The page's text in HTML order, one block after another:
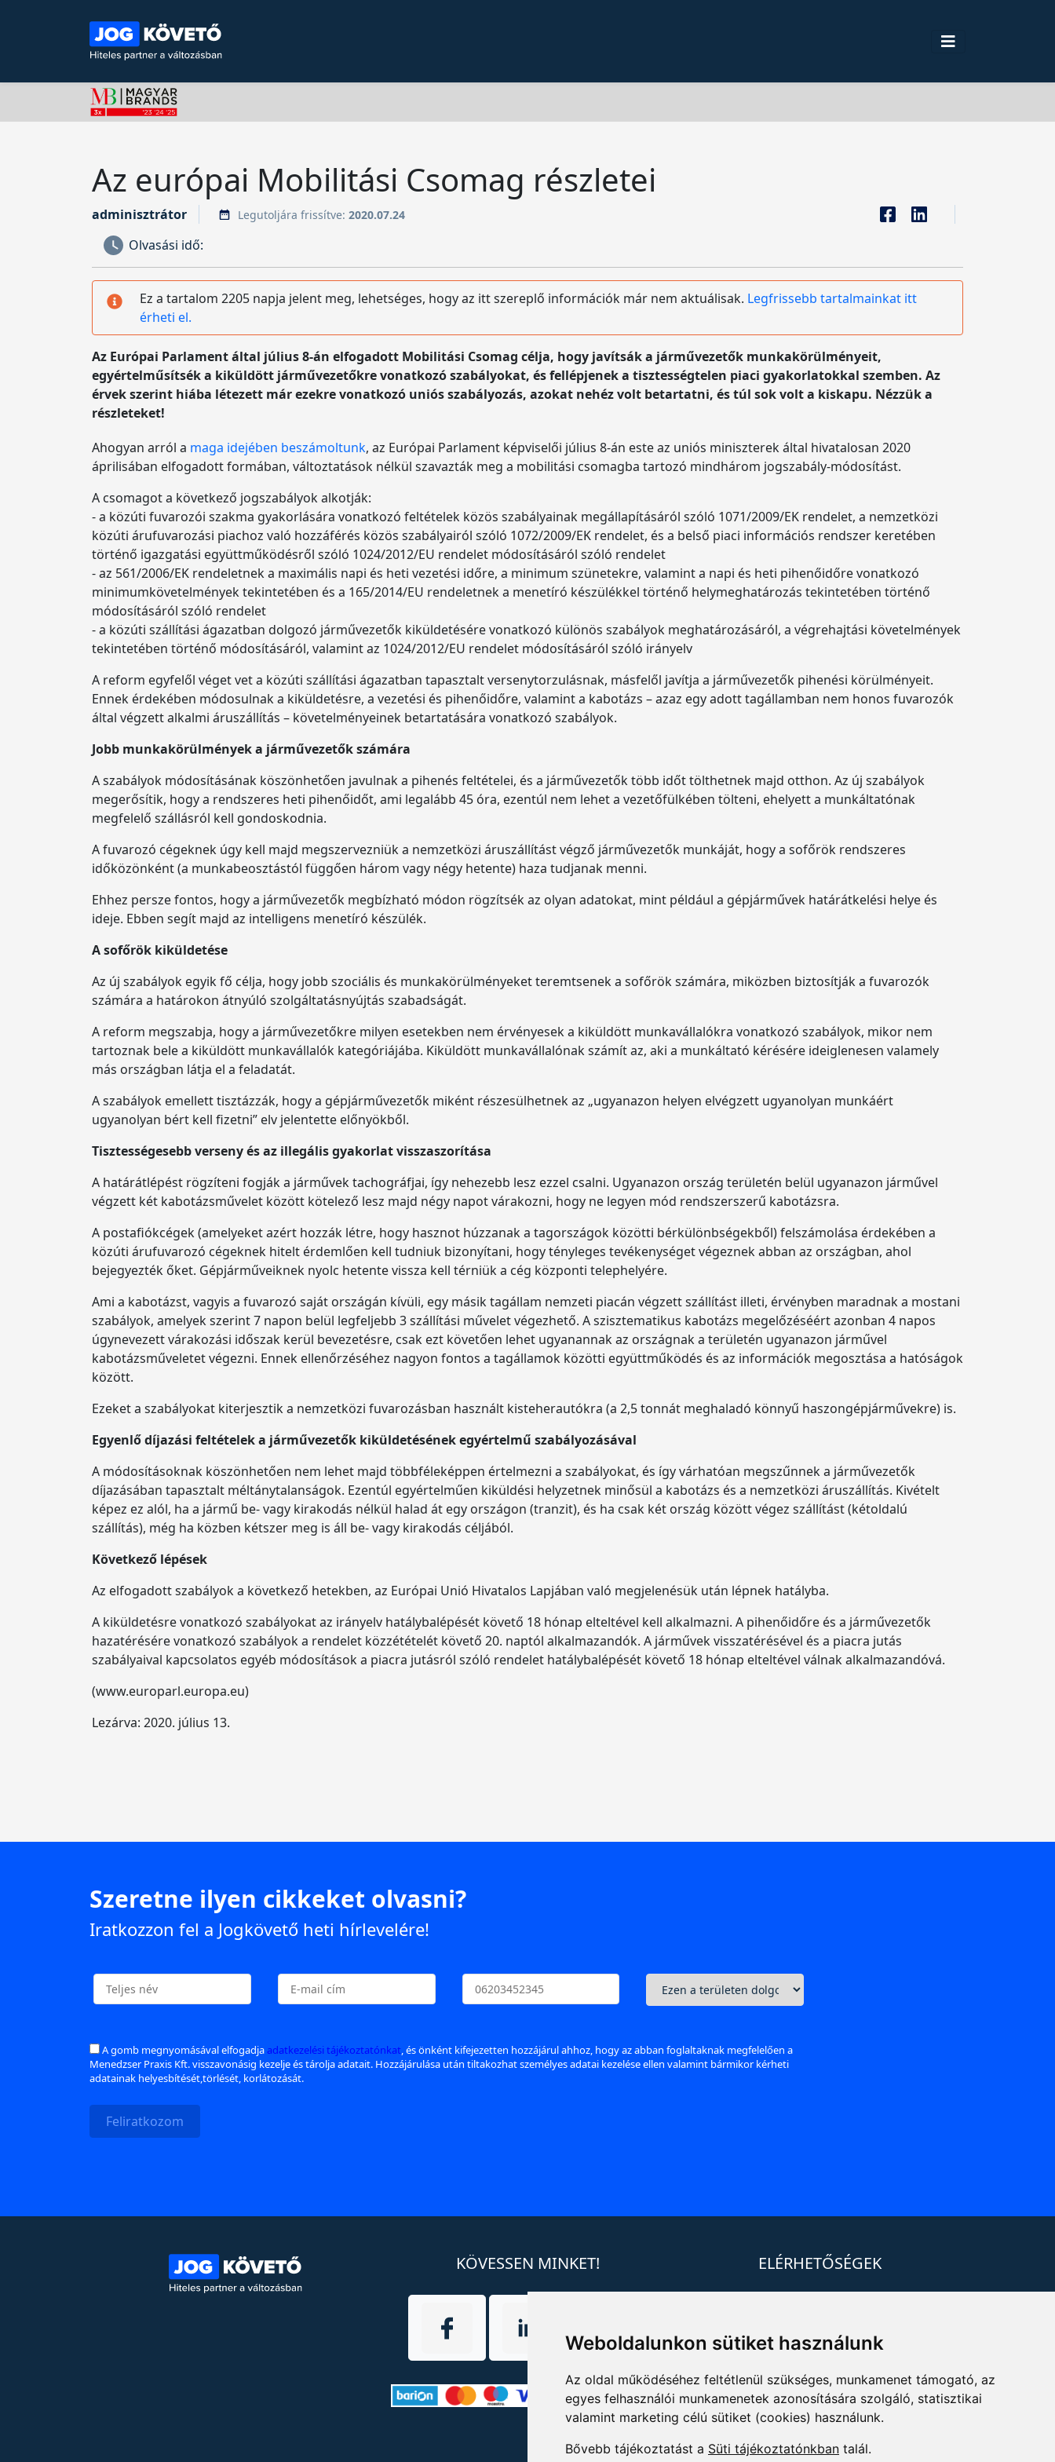
Weboldalunkon sütiket használunk
Az oldal működéséhez feltétlenül szükséges, munkamenet támogató, az
egyes felhasználói munkamenetek azonosítására szolgáló, statisztikai
valamint marketing célú sütiket (cookies) használunk.
Bővebb tájékoztatást a Süti tájékoztatónkban talál.
Az európai Mobilitási Csomag részletei
adminisztrátor Legutoljára frissítve: 2020.07.24
Olvasási idő:
Ez a tartalom 2205 napja jelent meg, lehetséges, hogy az itt szereplő információk már nem aktuálisak. Legfrissebb tartalmainkat itt
érheti el.
Az Európai Parlament által július 8-án elfogadott Mobilitási Csomag célja, hogy javítsák a járművezetők munkakörülményeit,
egyértelműsítsék a kiküldött járművezetőkre vonatkozó szabályokat, és fellépjenek a tisztességtelen piaci gyakorlatokkal szemben. Az
érvek szerint hiába létezett már ezekre vonatkozó uniós szabályozás, azokat nehéz volt betartatni, és túl sok volt a kiskapu. Nézzük a
részleteket!
Ahogyan arról a maga idejében beszámoltunk, az Európai Parlament képviselői július 8-án este az uniós miniszterek által hivatalosan 2020
áprilisában elfogadott formában, változtatások nélkül szavazták meg a mobilitási csomagba tartozó mindhárom jogszabály-módosítást.
A csomagot a következő jogszabályok alkotják:
- a közúti fuvarozói szakma gyakorlására vonatkozó feltételek közös szabályainak megállapításáról szóló 1071/2009/EK rendelet, a nemzetközi
közúti árufuvarozási piachoz való hozzáférés közös szabályairól szóló 1072/2009/EK rendelet, és a belső piaci információs rendszer keretében
történő igazgatási együttműködésről szóló 1024/2012/EU rendelet módosításáról szóló rendelet
- az 561/2006/EK rendeletnek a maximális napi és heti vezetési időre, a minimum szünetekre, valamint a napi és heti pihenőidőre vonatkozó
minimumkövetelmények tekintetében és a 165/2014/EU rendeletnek a menetíró készülékkel történő helymeghatározás tekintetében történő
módosításáról szóló rendelet
- a közúti szállítási ágazatban dolgozó járművezetők kiküldetésére vonatkozó különös szabályok meghatározásáról, a végrehajtási követelmények
tekintetében történő módosításáról, valamint az 1024/2012/EU rendelet módosításáról szóló irányelv
A reform egyfelől véget vet a közúti szállítási ágazatban tapasztalt versenytorzulásnak, másfelől javítja a járművezetők pihenési körülményeit.
Ennek érdekében módosulnak a kiküldetésre, a vezetési és pihenőidőre, valamint a kabotázs – azaz egy adott tagállamban nem honos fuvarozók
által végzett alkalmi áruszállítás – követelményeinek betartatására vonatkozó szabályok.
Jobb munkakörülmények a járművezetők számára
A szabályok módosításának köszönhetően javulnak a pihenés feltételei, és a járművezetők több időt tölthetnek majd otthon. Az új szabályok
megerősítik, hogy a rendszeres heti pihenőidőt, ami legalább 45 óra, ezentúl nem lehet a vezetőfülkében tölteni, ehelyett a munkáltatónak
megfelelő szállásról kell gondoskodnia.
A fuvarozó cégeknek úgy kell majd megszervezniük a nemzetközi áruszállítást végző járművezetők munkáját, hogy a sofőrök rendszeres
időközönként (a munkabeosztástól függően három vagy négy hetente) haza tudjanak menni.
Ehhez persze fontos, hogy a járművezetők megbízható módon rögzítsék az olyan adatokat, mint például a gépjárművek határátkelési helye és
ideje. Ebben segít majd az intelligens menetíró készülék.
A sofőrök kiküldetése
Az új szabályok egyik fő célja, hogy jobb szociális és munkakörülményeket teremtsenek a sofőrök számára, miközben biztosítják a fuvarozók
számára a határokon átnyúló szolgáltatásnyújtás szabadságát.
A reform megszabja, hogy a járművezetőkre milyen esetekben nem érvényesek a kiküldött munkavállalókra vonatkozó szabályok, mikor nem
tartoznak bele a kiküldött munkavállalók kategóriájába. Kiküldött munkavállalónak számít az, aki a munkáltató kérésére ideiglenesen valamely
más országban látja el a feladatát.
A szabályok emellett tisztázzák, hogy a gépjárművezetők miként részesülhetnek az „ugyanazon helyen elvégzett ugyanolyan munkáért
ugyanolyan bért kell fizetni” elv jelentette előnyökből.
Tisztességesebb verseny és az illegális gyakorlat visszaszorítása
A határátlépést rögzíteni fogják a járművek tachográfjai, így nehezebb lesz ezzel csalni. Ugyanazon ország területén belül ugyanazon járművel
végzett két kabotázsművelet között kötelező lesz majd négy napot várakozni, hogy ne legyen mód rendszerszerű kabotázsra.
A postafiókcégek (amelyeket azért hozzák létre, hogy hasznot húzzanak a tagországok közötti bérkülönbségekből) felszámolása érdekében a
közúti árufuvarozó cégeknek hitelt érdemlően kell tudniuk bizonyítani, hogy tényleges tevékenységet végeznek abban az országban, ahol
bejegyezték őket. Gépjárműveiknek nyolc hetente vissza kell térniük a cég központi telephelyére.
Ami a kabotázst, vagyis a fuvarozó saját országán kívüli, egy másik tagállam nemzeti piacán végzett szállítást illeti, érvényben maradnak a mostani
szabályok, amelyek szerint 7 napon belül legfeljebb 3 szállítási művelet végezhető. A szisztematikus kabotázs megelőzéséért azonban 4 napos
úgynevezett várakozási időszak kerül bevezetésre, csak ezt követően lehet ugyanannak az országnak a területén ugyanazon járművel
kabotázsműveletet végezni. Ennek ellenőrzéséhez nagyon fontos a tagállamok közötti együttműködés és az információk megosztása a hatóságok
között.
Ezeket a szabályokat kiterjesztik a nemzetközi fuvarozásban használt kisteherautókra (a 2,5 tonnát meghaladó könnyű haszongépjárművekre) is.
Egyenlő díjazási feltételek a járművezetők kiküldetésének egyértelmű szabályozásával
A módosításoknak köszönhetően nem lehet majd többféleképpen értelmezni a szabályokat, és így várhatóan megszűnnek a járművezetők
díjazásában tapasztalt méltánytalanságok. Ezentúl egyértelműen kiküldési helyzetnek minősül a kabotázs és a nemzetközi áruszállítás. Kivételt
képez ez alól, ha a jármű be- vagy kirakodás nélkül halad át egy országon (tranzit), és ha csak két ország között végez szállítást (kétoldalú
szállítás), még ha közben kétszer meg is áll be- vagy kirakodás céljából.
Következő lépések
Az elfogadott szabályok a következő hetekben, az Európai Unió Hivatalos Lapjában való megjelenésük után lépnek hatályba.
A kiküldetésre vonatkozó szabályokat az irányelv hatálybalépését követő 18 hónap elteltével kell alkalmazni. A pihenőidőre és a járművezetők
hazatérésére vonatkozó szabályok a rendelet közzétételét követő 20. naptól alkalmazandók. A járművek visszatérésével és a piacra jutás
szabályaival kapcsolatos egyéb módosítások a piacra jutásról szóló rendelet hatálybalépését követő 18 hónap elteltével válnak alkalmazandóvá.
(www.europarl.europa.eu)
Lezárva: 2020. július 13.
Szeretne ilyen cikkeket olvasni?
Iratkozzon fel a Jogkövető heti hírlevelére!
A gomb megnyomásával elfogadjaadatkezelési tájékoztatónkat, és önként kifejezetten hozzájárul ahhoz, hogy az abban foglaltaknak megfelelően a
Menedzser Praxis Kft. visszavonásig kezelje és tárolja adatait. Hozzájárulása után tiltakozhat személyes adatai kezelése ellen valamint bármikor kérheti
adatainak helyesbítését,törlését, korlátozását.
Feliratkozom
KÖVESSEN MINKET! ELÉRHETŐSÉGEK
info@mprx.hu